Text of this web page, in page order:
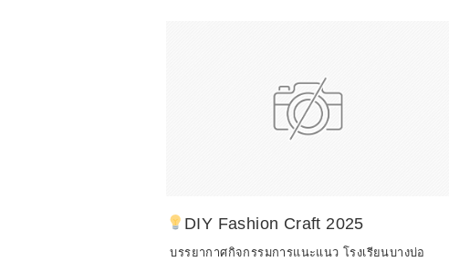
DIY Fashion Craft 2025
บรรยากาศกิจกรรมการแนะแนว โรงเรียนบางบ่อ